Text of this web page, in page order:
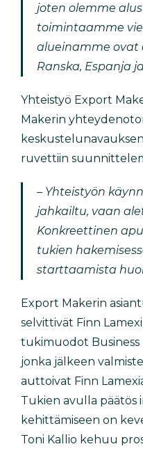
joten olemme
toimintaamme
alueinamme ovat
Ranska, Espanja
Yhteistyö Export
Makerin
ruvettiin
– Yhteistyön
jahkailtu, vaan
Konkreettinen
tukien
starttaamista
Export Makerin
selvittivät Finn
tukimuodot
jonka jälkeen
auttoivat Finn
Tukien avulla päätös
kehittämiseen on
Toni Kallio kehuu